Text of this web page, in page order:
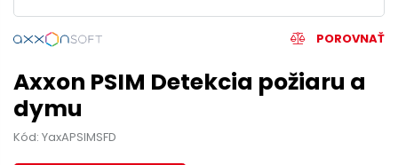
POROVNAŤ
Axxon PSIM Detekcia požiaru a
dymu
Kód: YaxAPSIMSFD